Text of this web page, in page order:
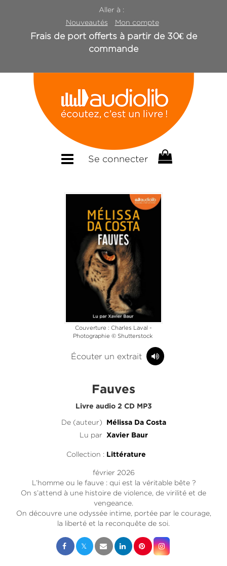
Aller à :
Nouveautés
Mon compte
Frais de port offerts à partir de 30€ de
commande
Se connecter
Couverture : Charles Laval -
Photographie © Shutterstock
Écouter un extrait
Fauves
Livre audio 2 CD MP3
De (auteur) Mélissa Da Costa
Lu par Xavier Baur
Collection : Littérature
février 2026
L’homme ou le fauve : qui est la véritable bête ?
On s’attend à une histoire de violence, de virilité et de
vengeance.
On découvre une odyssée intime, portée par le courage,
la liberté et la reconquête de soi.